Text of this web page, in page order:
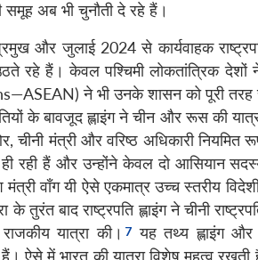
समूह अब भी चुनौती दे रहे हैं।
और जुलाई 2024 से कार्यवाहक
रहे हैं। केवल पश्चिमी लोकतांत्रिक
ने भी उनके शासन को पूरी तरह
के बावजूद ह्लाइंग ने चीन और रूस की
मंत्री और वरिष्ठ अधिकारी नियमित
रही हैं और उन्होंने केवल दो आसियान
वॉंग यी ऐसे एकमात्र उच्च स्तरीय विदेशी
के तुरंत बाद राष्ट्रपति ह्लाइंग ने चीनी
यात्रा की।
यह तथ्य ह्लाइंग
में भारत की यात्रा विशेष महत्व रखती